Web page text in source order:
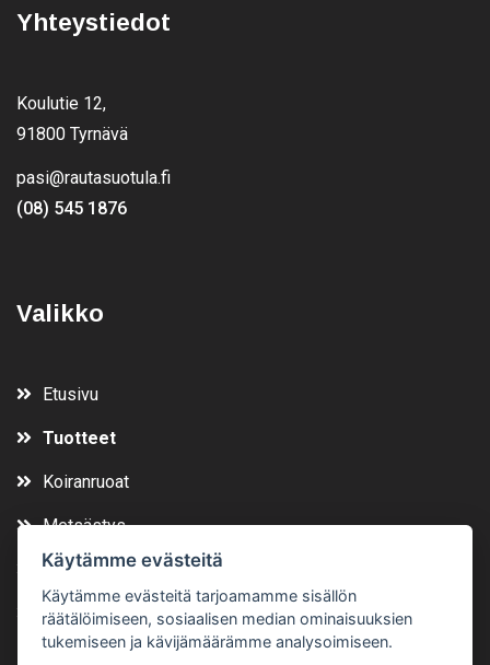
Yhteystiedot
Koulutie 12,
91800 Tyrnävä
pasi@rautasuotula.fi
(08) 545 1876
Valikko
Etusivu
Tuotteet
Koiranruoat
Metsästys
Vuokraa
Yhteystiedot
Käytämme evästeitä
Käytämme evästeitä tarjoamamme sisällön
räätälöimiseen, sosiaalisen median ominaisuuksien
tukemiseen ja kävijämäärämme analysoimiseen.